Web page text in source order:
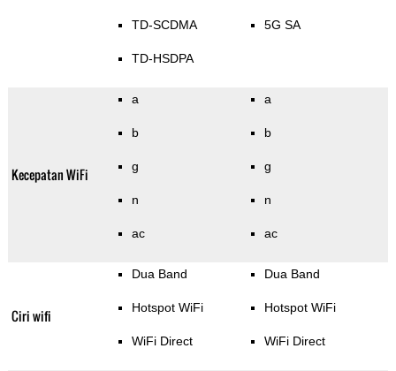
TD-SCDMA
TD-HSDPA
5G SA
Kecepatan WiFi
a
b
g
n
ac
a
b
g
n
ac
Ciri wifi
Dua Band
Hotspot WiFi
WiFi Direct
Dua Band
Hotspot WiFi
WiFi Direct